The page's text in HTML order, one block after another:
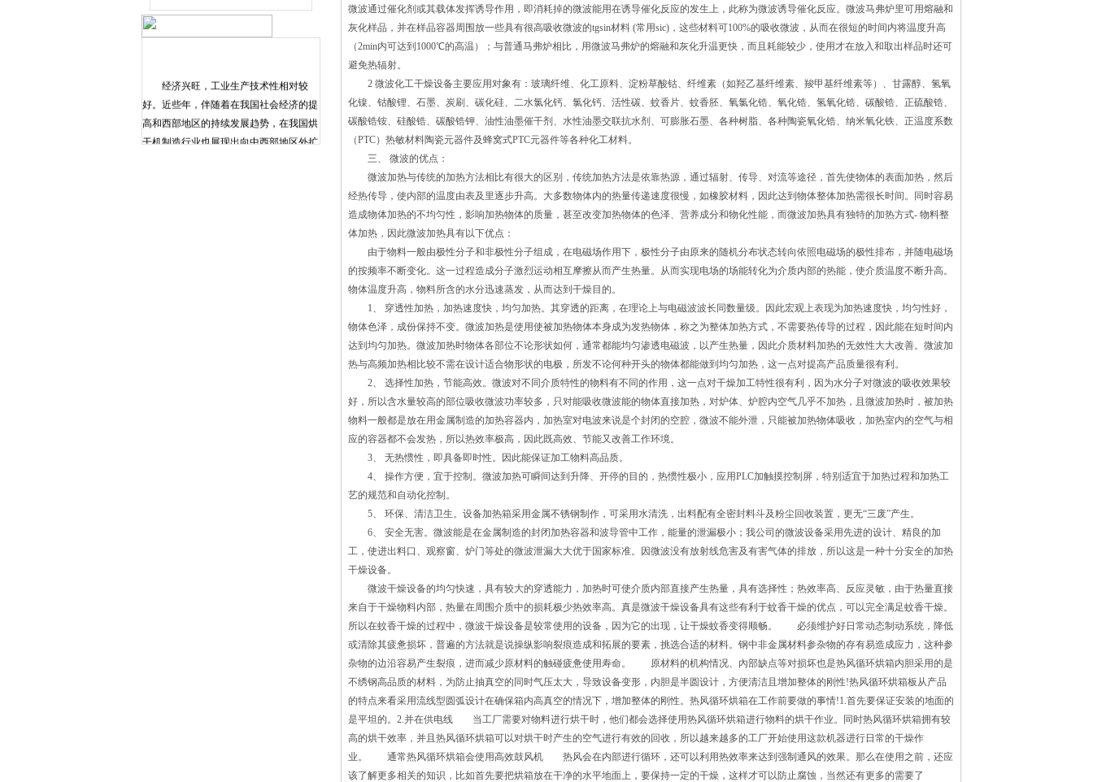
经济兴旺，工业生产技术性相对较
好。近些年，伴随着在我国社会经济的提
高和西部地区的持续发展趋势，在我国烘
干机制造行业也展现出向中西部地区外扩
微波通过催化剂或其载体发挥诱导作用，即消耗掉的微波能用在诱导催化反应的发生上，此称为微波诱导催化反应。微波马弗炉里可用熔融和
灰化样品，并在样品容器周围放一些具有很高吸收微波的tgsin材料 (常用sic)，这些材料可100%的吸收微波，从而在很短的时间内将温度升高
（2min内可达到1000℃的高温）；与普通马弗炉相比，用微波马弗炉的熔融和灰化升温更快，而且耗能较少，使用才在放入和取出样品时还可
避免热辐射。
2 微波化工干燥设备主要应用对象有：玻璃纤维、化工原料、淀粉草酸钴、纤维素（如羟乙基纤维素、羧甲基纤维素等）、甘露醇、氢氧
化镍、钴酸锂、石墨、炭刷、碳化硅、二水氯化钙、氯化钙、活性碳、蚊香片、蚊香胚、氧氯化锆、氧化锆、氢氧化锆、碳酸锆、正硫酸锆、
碳酸锆铵、硅酸锆、碳酸锆钾、油性油墨催干剂、水性油墨交联抗水剂、可膨胀石墨、各种树脂、各种陶瓷氧化锆、纳米氧化铁、正温度系数
（PTC）热敏材料陶瓷元器件及蜂窝式PTC元器件等各种化工材料。
三、 微波的优点：
微波加热与传统的加热方法相比有很大的区别，传统加热方法是依靠热源，通过辐射、传导、对流等途径，首先使物体的表面加热，然后
经热传导，使内部的温度由表及里逐步升高。大多数物体内的热量传递速度很慢，如橡胶材料，因此达到物体整体加热需很长时间。同时容易
造成物体加热的不均匀性，影响加热物体的质量，甚至改变加热物体的色泽、营养成分和物化性能，而微波加热具有独特的加热方式- 物料整
体加热，因此微波加热具有以下优点：
由于物料一般由极性分子和非极性分子组成，在电磁场作用下，极性分子由原来的随机分布状态转向依照电磁场的极性排布，并随电磁场
的按频率不断变化。这一过程造成分子激烈运动相互摩擦从而产生热量。从而实现电场的场能转化为介质内部的热能，使介质温度不断升高。
物体温度升高，物料所含的水分迅速蒸发，从而达到干燥目的。
1、 穿透性加热，加热速度快，均匀加热。其穿透的距离，在理论上与电磁波波长同数量级。因此宏观上表现为加热速度快，均匀性好，
物体色泽，成份保持不变。微波加热是使用使被加热物体本身成为发热物体，称之为整体加热方式，不需要热传导的过程，因此能在短时间内
达到均匀加热。微波加热时物体各部位不论形状如何，通常都能均匀渗透电磁波，以产生热量，因此介质材料加热的无效性大大改善。微波加
热与高频加热相比较不需在设计适合物形状的电极，所发不论何种开头的物体都能做到均匀加热，这一点对提高产品质量很有利。
2、 选择性加热，节能高效。微波对不同介质特性的物料有不同的作用，这一点对干燥加工特性很有利，因为水分子对微波的吸收效果较
好，所以含水量较高的部位吸收微波功率较多，只对能吸收微波能的物体直接加热，对炉体、炉腔内空气几乎不加热，且微波加热时，被加热
物料一般都是放在用金属制造的加热容器内，加热室对电波来说是个封闭的空腔，微波不能外泄，只能被加热物体吸收，加热室内的空气与相
应的容器都不会发热，所以热效率极高，因此既高效、节能又改善工作环境。
3、 无热惯性，即具备即时性。因此能保证加工物料高品质。
4、 操作方便，宜于控制。微波加热可瞬间达到升降、开停的目的，热惯性极小，应用PLC加触摸控制屏，特别适宜于加热过程和加热工
艺的规范和自动化控制。
5、 环保、清洁卫生。设备加热箱采用金属不锈钢制作，可采用水清洗，出料配有全密封料斗及粉尘回收装置，更无“三废”产生。
6、 安全无害。微波能是在金属制造的封闭加热容器和波导管中工作，能量的泄漏极小；我公司的微波设备采用先进的设计、精良的加
工，使进出料口、观察窗、炉门等处的微波泄漏大大优于国家标准。因微波没有放射线危害及有害气体的排放，所以这是一种十分安全的加热
干燥设备。
微波干燥设备的均匀快速，具有较大的穿透能力，加热时可使介质内部直接产生热量，具有选择性；热效率高、反应灵敏，由于热量直接
来自于干燥物料内部，热量在周围介质中的损耗极少热效率高。真是微波干燥设备具有这些有利于蚊香干燥的优点，可以完全满足蚊香干燥。
所以在蚊香干燥的过程中，微波干燥设备是较常使用的设备，因为它的出现，让干燥蚊香变得顺畅。 必须维护好日常动态制动系统，降低
或清除其疲惫损坏，普遍的方法就是说操纵影响裂痕造成和拓展的要素，挑选合适的材料。钢中非金属材料参杂物的存有易造成应力，这种参
杂物的边沿容易产生裂痕，进而减少原材料的触碰疲惫使用寿命。 原材料的机构情况、內部缺点等对损坏也是热风循环烘箱内胆采用的是
不绣钢高品质的材料，为防止抽真空的同时气压太大，导致设备变形，内胆是半圆设计，方便清洁且增加整体的刚性!热风循环烘箱板从产品
的特点来看采用流线型圆弧设计在确保箱内高真空的情况下，增加整体的刚性。热风循环烘箱在工作前要做的事情!1.首先要保证安装的地面的
是平坦的。2.并在供电线 当工厂需要对物料进行烘干时，他们都会选择使用热风循环烘箱进行物料的烘干作业。同时热风循环烘箱拥有较
高的烘干效率，并且热风循环烘箱可以对烘干时产生的空气进行有效的回收，所以越来越多的工厂开始使用这款机器进行日常的干燥作
业。 通常热风循环烘箱会使用高效鼓风机 热风会在内部进行循环，还可以利用热效率来达到强制通风的效果。那么在使用之前，还应
该了解更多相关的知识，比如首先要把烘箱放在干净的水平地面上，要保持一定的干燥，这样才可以防止腐蚀，当然还有更多的需要了